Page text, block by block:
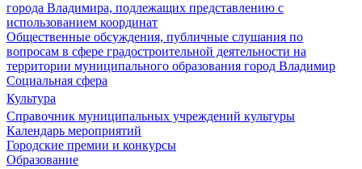
города Владимира, подлежащих представлению с
использованием координат
Общественные обсуждения, публичные слушания по
вопросам в сфере градостроительной деятельности на
территории муниципального образования город Владимир
Социальная сфера
Культура
Справочник муниципальных учреждений культуры
Календарь мероприятий
Городские премии и конкурсы
Образование